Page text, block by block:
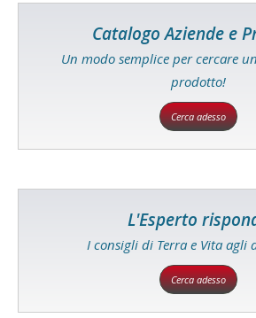
Catalogo Aziende e
Un modo semplice per cercare
prodotto!
Cerca adesso
L'Esperto
I consigli di Terra e Vita agli
Cerca adesso